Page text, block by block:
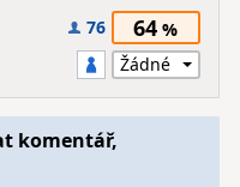
76 64
komentář,